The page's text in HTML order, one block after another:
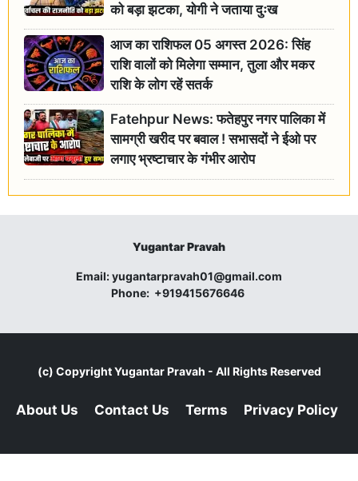
को बड़ा झटका, योगी ने जताया दुःख
आज का राशिफल 05 अगस्त 2026: सिंह
राशि वालों को मिलेगा सम्मान, तुला और मकर
राशि के लोग रहें सतर्क
Fatehpur News: फतेहपुर नगर पालिका में
सामग्री खरीद पर बवाल ! सभासदों ने ईओ पर
लगाए भ्रष्टाचार के गंभीर आरोप
Yugantar Pravah
Email:yugantarpravah01@gmail.com
Phone: +919415676646
(c) CopyrightYugantar Pravah - All Rights Reserved
About Us Contact Us Terms Privacy Policy